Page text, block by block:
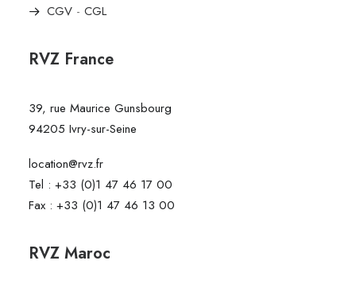
CGV- CGL
RVZ France
39, rue Maurice Gunsbourg
94205 Ivry-sur-Seine
location@rvz.fr
Tel : +33 (0)1 47 46 17 00
Fax : +33 (0)1 47 46 13 00
RVZ Maroc